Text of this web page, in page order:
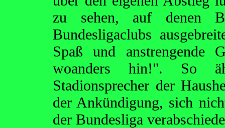
zu sehen, auf denen
Bundesligaclubs
Spaß und anstrengende
woanders hin!". So
Stadionsprecher der
der Ankündigung, sich
der Bundesliga